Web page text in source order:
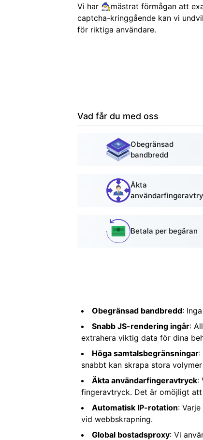
Vi har 🧙‍♂️mästrat förmågan att
captcha-kringgående kan vi
för riktiga användare.
Vad får du med oss
Obegränsad
bandbredd
Äkta
Betala per begäran
Obegränsad bandbredd:
Snabb JS-rendering ingår:
extrahera viktig data för dina
Höga samtalsbegränsningar:
snabbt kan skrapa stora
Äkta användarfingeravtryck:
fingeravtryck. Det är omöjligt
Automatisk IP-rotation:
vid webbskrapning.
Global bostadsproxy: Vi